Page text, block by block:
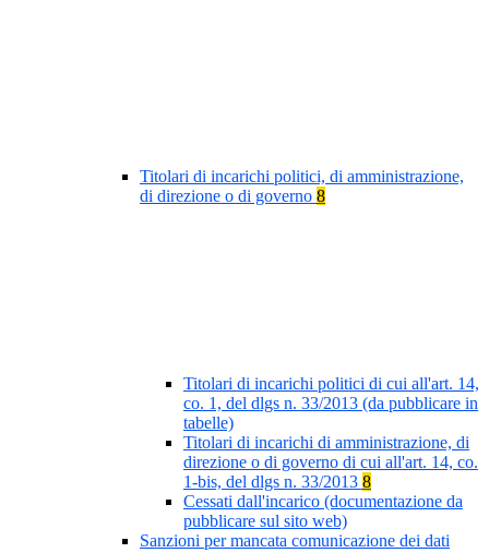
Titolari di incarichi politici, di amministrazione,
di direzione o di governo 8
Titolari di incarichi politici di cui all'art. 14,
co. 1, del dlgs n. 33/2013 (da pubblicare in
tabelle)
Titolari di incarichi di amministrazione, di
direzione o di governo di cui all'art. 14, co.
1-bis, del dlgs n. 33/2013 8
Cessati dall'incarico (documentazione da
pubblicare sul sito web)
Sanzioni per mancata comunicazione dei dati